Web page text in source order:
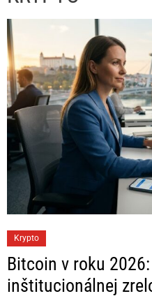
a
t
e
Krypto
Bitcoin v roku
inštitucionálnej